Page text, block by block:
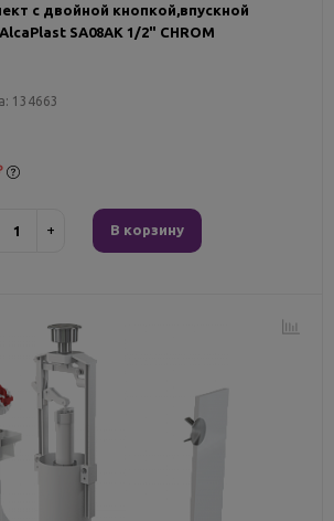
с двойной кнопкой,впускной
SA08AK 1/2" CHROM
134663
+ В корзину